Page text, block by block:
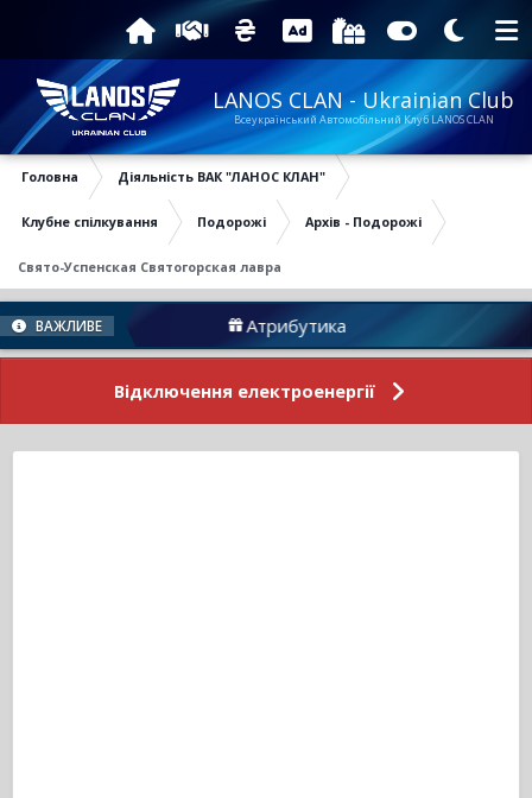
LANOS CLAN - Ukrainian Club
Всеукраїнський Автомобільний Клуб LANOS CLAN
Головна Діяльність ВАК "ЛАНОС КЛАН"
Клубне спілкування Подорожі Архів - Подорожі
Свято-Успенская Святогорская лавра
ВАЖЛИВЕ Атрибутика
Відключення електроенергії